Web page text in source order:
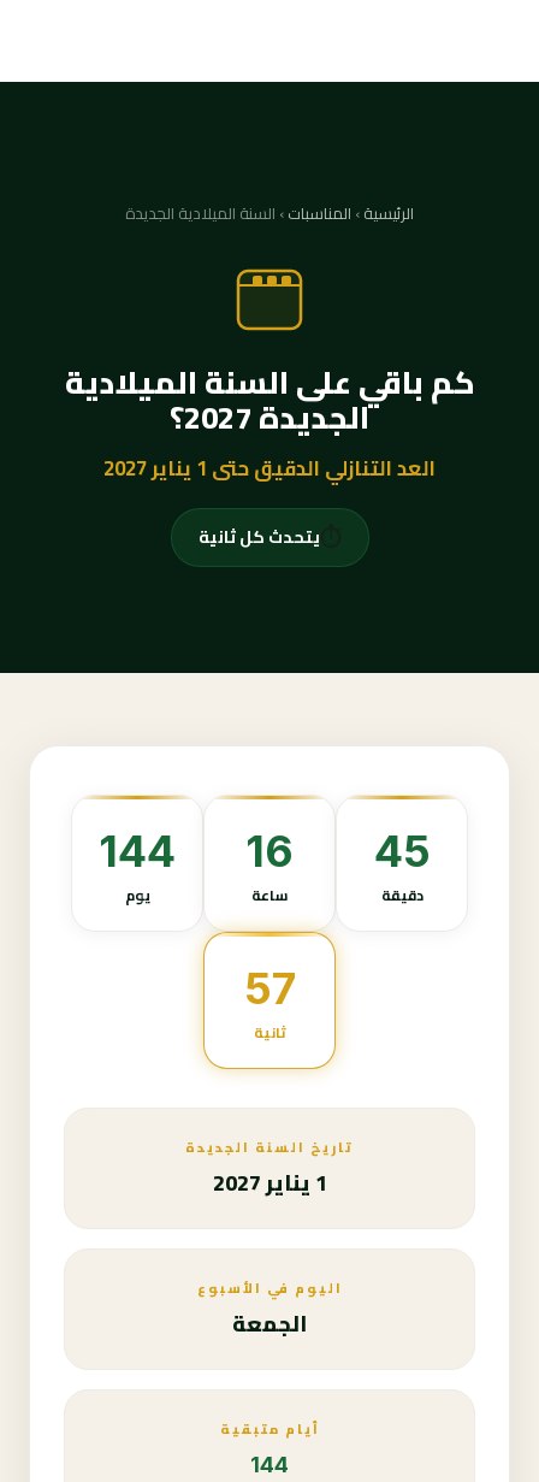
الرئيسية› المناسبات› السنة الميلادية الجديدة
كم باقي على السنة الميلادية
الجديدة 2027؟
العد التنازلي الدقيق حتى 1 يناير 2027
⏱يتحدث كل ثانية
144
يوم
16
ساعة
45
دقيقة
56
ثانية
تاريخ السنة الجديدة
1 يناير 2027
اليوم في الأسبوع
الجمعة
أيام متبقية
144